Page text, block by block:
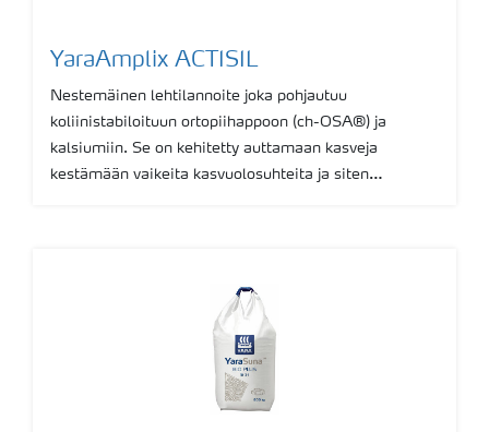
YaraAmplix ACTISIL
Nestemäinen lehtilannoite joka pohjautuu
koliinistabiloituun ortopiihappoon (ch-OSA®) ja
kalsiumiin. Se on kehitetty auttamaan kasveja
kestämään vaikeita kasvuolosuhteita ja siten